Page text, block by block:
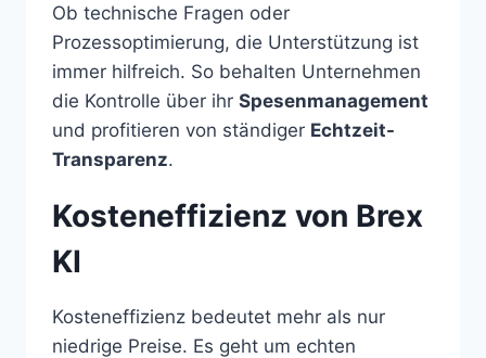
Ob technische Fragen oder
Prozessoptimierung, die Unterstützung ist
immer hilfreich. So behalten Unternehmen
die Kontrolle über ihr Spesenmanagement
und profitieren von ständiger Echtzeit-
Transparenz.
Kosteneffizienz von Brex
KI
Kosteneffizienz bedeutet mehr als nur
niedrige Preise. Es geht um echten